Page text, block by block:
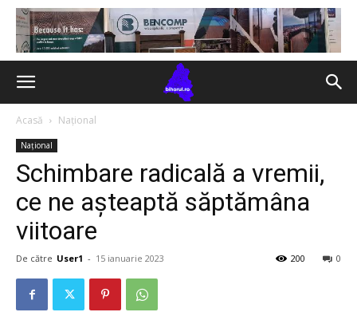
Acasă Național
Național
Schimbare radicală a vremii,
ce ne așteaptă săptămâna
viitoare
De către User1 - 15 ianuarie 2023 0
200